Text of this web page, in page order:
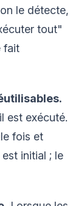
le détecte,
tout"
fait
est exécuté.
fois et
initial ; le